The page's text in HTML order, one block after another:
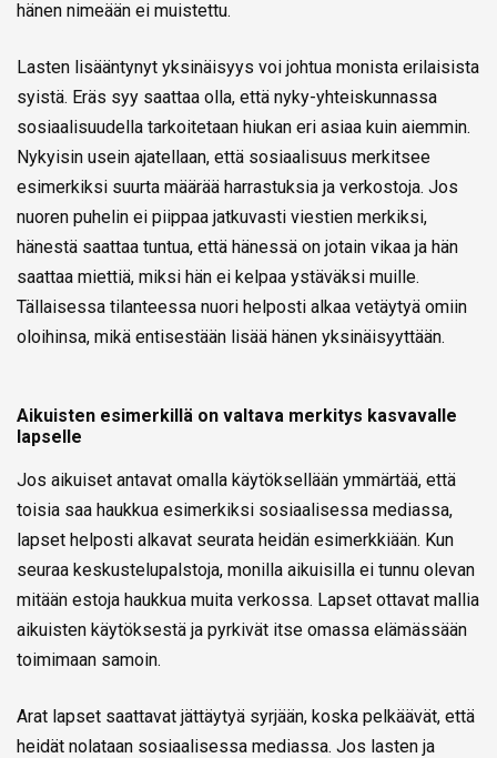
hänen nimeään ei muistettu.
Lasten lisääntynyt yksinäisyys voi johtua monista erilaisista
syistä. Eräs syy saattaa olla, että nyky-yhteiskunnassa
sosiaalisuudella tarkoitetaan hiukan eri asiaa kuin aiemmin.
Nykyisin usein ajatellaan, että sosiaalisuus merkitsee
esimerkiksi suurta määrää harrastuksia ja verkostoja. Jos
nuoren puhelin ei piippaa jatkuvasti viestien merkiksi,
hänestä saattaa tuntua, että hänessä on jotain vikaa ja hän
saattaa miettiä, miksi hän ei kelpaa ystäväksi muille.
Tällaisessa tilanteessa nuori helposti alkaa vetäytyä omiin
oloihinsa, mikä entisestään lisää hänen yksinäisyyttään.
Aikuisten esimerkillä on valtava merkitys kasvavalle
lapselle
Jos aikuiset antavat omalla käytöksellään ymmärtää, että
toisia saa haukkua esimerkiksi sosiaalisessa mediassa,
lapset helposti alkavat seurata heidän esimerkkiään. Kun
seuraa keskustelupalstoja, monilla aikuisilla ei tunnu olevan
mitään estoja haukkua muita verkossa. Lapset ottavat mallia
aikuisten käytöksestä ja pyrkivät itse omassa elämässään
toimimaan samoin.
Arat lapset saattavat jättäytyä syrjään, koska pelkäävät, että
heidät nolataan sosiaalisessa mediassa. Jos lasten ja